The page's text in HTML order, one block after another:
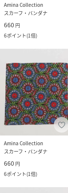
Amina Collection
スカーフ・バンダナ
660 円
6ポイント(1倍)
Amina Collection
スカーフ・バンダナ
660 円
6ポイント(1倍)